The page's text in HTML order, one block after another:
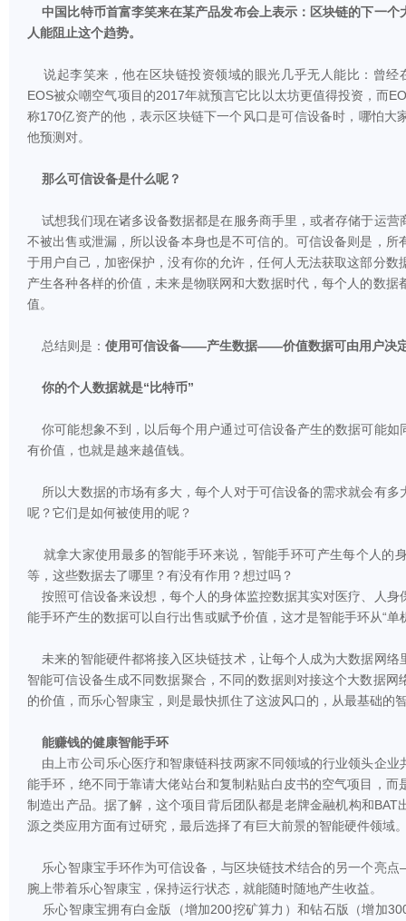
中国比特币首富李笑来在某产品发布会上表示：区块链的下一个
人能阻止这个趋势。
说起李笑来，他在区块链投资领域的眼光几乎无人能比：曾经
EOS被众嘲空气项目的2017年就预言它比以太坊更值得投资，而
称170亿资产的他，表示区块链下一个风口是可信设备时，哪怕大
他预测对。
那么可信设备是什么呢？
试想我们现在诸多设备数据都是在服务商手里，或者存储于运营
不被出售或泄漏，所以设备本身也是不可信的。可信设备则是，所
于用户自己，加密保护，没有你的允许，任何人无法获取这部分数
产生各种各样的价值，未来是物联网和大数据时代，每个人的数
值。
总结则是： 使用可信设备——产生数据——价值数据可由用户决
你的个人数据就是“比特币”
你可能想象不到，以后每个用户通过可信设备产生的数据可能如
有价值，也就是越来越值钱。
所以大数据的市场有多大，每个人对于可信设备的需求就会有多
呢？它们是如何被使用的呢？
就拿大家使用最多的智能手环来说，智能手环可产生每个人的
等，这些数据去了哪里？有没有作用？想过吗？
按照可信设备来设想，每个人的身体监控数据其实对医疗、人身
能手环产生的数据可以自行出售或赋予价值，这才是智能手环从“单
未来的智能硬件都将接入区块链技术，让每个人成为大数据网络
智能可信设备生成不同数据聚合，不同的数据则对接这个大数据
的价值，而乐心智康宝，则是最快抓住了这波风口的，从最基础的
能赚钱的健康智能手环
由上市公司乐心医疗和智康链科技两家不同领域的行业领头企业
能手环，绝不同于靠请大佬站台和复制粘贴白皮书的空气项目，而
制造出产品。据了解，这个项目背后团队都是老牌金融机构和BAT
源之类应用方面有过研究，最后选择了有巨大前景的智能硬件领域
乐心智康宝手环作为可信设备，与区块链技术结合的另一个亮
腕上带着乐心智康宝，保持运行状态，就能随时随地产生收益。
乐心智康宝拥有白金版（增加200挖矿算力）和钻石版（增加